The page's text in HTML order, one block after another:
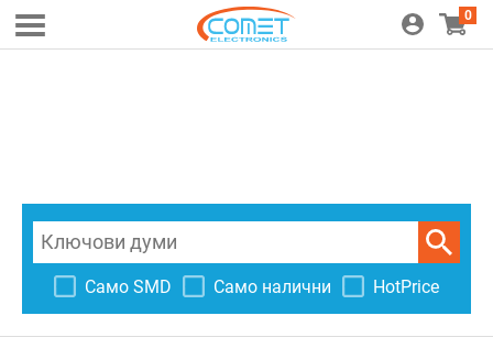
0
Само SMD Само налични HotPrice